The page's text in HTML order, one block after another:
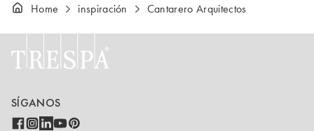
Home inspiración Cantarero Arquitectos
SÍGANOS